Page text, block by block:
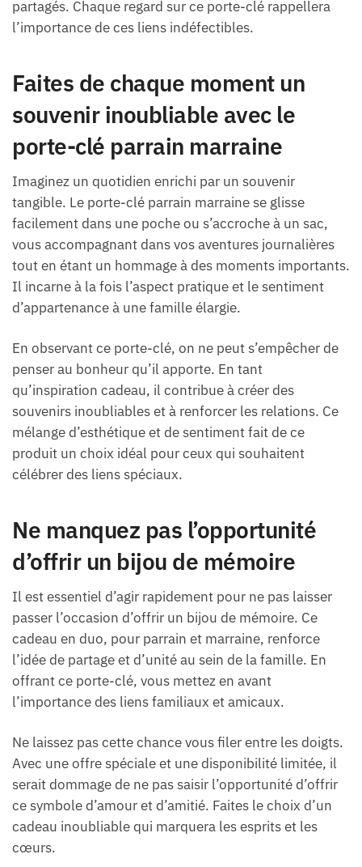
partagés. Chaque regard sur ce porte-clé rappellera
l’importance de ces liens indéfectibles.
Faites de chaque moment un
souvenir inoubliable avec le
porte-clé parrain marraine
Imaginez un quotidien enrichi par un souvenir
tangible. Le porte-clé parrain marraine se glisse
facilement dans une poche ou s’accroche à un sac,
vous accompagnant dans vos aventures journalières
tout en étant un hommage à des moments importants.
Il incarne à la fois l’aspect pratique et le sentiment
d’appartenance à une famille élargie.
En observant ce porte-clé, on ne peut s’empêcher de
penser au bonheur qu’il apporte. En tant
qu’inspiration cadeau, il contribue à créer des
souvenirs inoubliables et à renforcer les relations. Ce
mélange d’esthétique et de sentiment fait de ce
produit un choix idéal pour ceux qui souhaitent
célébrer des liens spéciaux.
Ne manquez pas l’opportunité
d’offrir un bijou de mémoire
Il est essentiel d’agir rapidement pour ne pas laisser
passer l’occasion d’offrir un bijou de mémoire. Ce
cadeau en duo, pour parrain et marraine, renforce
l’idée de partage et d’unité au sein de la famille. En
offrant ce porte-clé, vous mettez en avant
l’importance des liens familiaux et amicaux.
Ne laissez pas cette chance vous filer entre les doigts.
Avec une offre spéciale et une disponibilité limitée, il
serait dommage de ne pas saisir l’opportunité d’offrir
ce symbole d’amour et d’amitié. Faites le choix d’un
cadeau inoubliable qui marquera les esprits et les
cœurs.